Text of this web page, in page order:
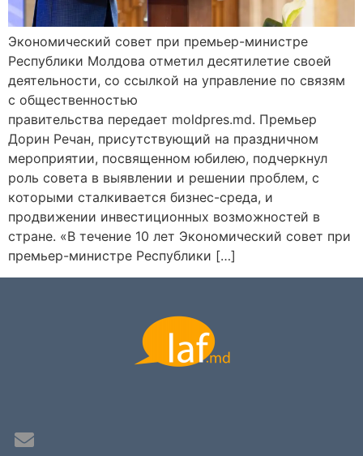
Экономический совет при премьер-министре
Республики Молдова отметил десятилетие своей
деятельности, со ссылкой на управление по связям
с общественностью
правительства передает moldpres.md. Премьер
Дорин Речан, присутствующий на праздничном
мероприятии, посвященном юбилею, подчеркнул
роль совета в выявлении и решении проблем, с
которыми сталкивается бизнес-среда, и
продвижении инвестиционных возможностей в
стране. «В течение 10 лет Экономический совет при
премьер-министре Республики […]